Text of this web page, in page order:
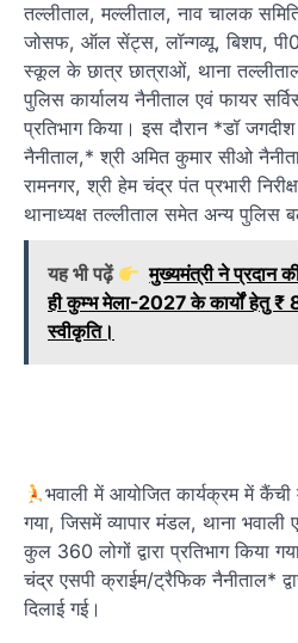
तल्लीताल, मल्लीताल, नाव चालक
जोसफ, ऑल सेंट्स, लॉन्गव्यू, बिशप,
स्कूल के छात्र छात्राओं, थाना
पुलिस कार्यालय नैनीताल एवं फायर
प्रतिभाग किया। इस दौरान *डॉ
नैनीताल,* श्री अमित कुमार सीओ
रामनगर, श्री हेम चंद्र पंत प्रभारी
थानाध्यक्ष तल्लीताल समेत अन्य पुलिस
यह भी पढ़ें
मुख्यमंत्री ने प्रदान
ही कुम्भ मेला-2027 के कार्यों हेतु ₹
स्वीकृति।
भवाली में आयोजित कार्यक्रम में कैंची
गया, जिसमें व्यापार मंडल, थाना
कुल 360 लोगों द्वारा प्रतिभाग किया
चंद्र एसपी क्राईम/ट्रैफिक नैनीताल*
दिलाई गई।